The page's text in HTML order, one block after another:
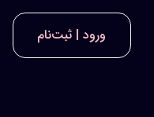
ورود | ثبت‌نام